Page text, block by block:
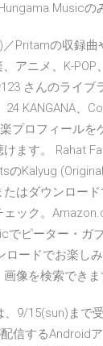
Musicの
／Pritamの収録
アニメ、K-POP
さんのライブ
KANGANA、
プロフィールを
ます。 Rahat
のKalyug
はダウンロー
ック。
でピーター・ガ
ードでお楽しみ
像を検索できま
9/15(sun)まで受
信するAndroid